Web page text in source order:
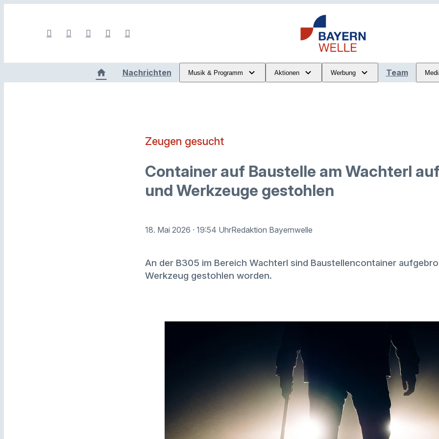
Nachrichten Musik & Programm Aktionen Werbung Team
Zeugen gesucht
Container auf Baustelle am Wachterl
und Werkzeuge gestohlen
18. Mai 2026 · 19:54 UhrRedaktion Bayernwelle
An der B305 im Bereich Wachterl sind Baustellencontainer
Werkzeug gestohlen worden.